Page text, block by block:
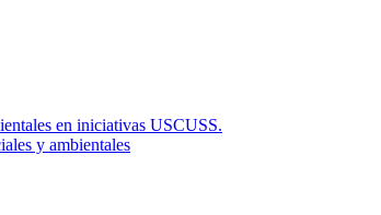
en iniciativas USCUSS.
y ambientales